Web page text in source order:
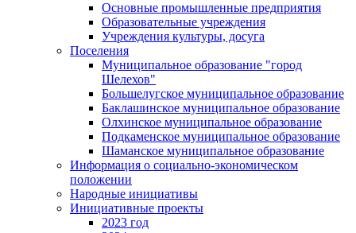
Основные промышленные предприятия
Образовательные учреждения
Учреждения культуры, досуга
Поселения
Муниципальное образование "город
Шелехов"
Большелугское муниципальное образование
Баклашинское муниципальное образование
Олхинское муниципальное образование
Подкаменское муниципальное образование
Шаманское муниципальное образование
Информация о социально-экономическом
положении
Народные инициативы
Инициативные проекты
2023 год